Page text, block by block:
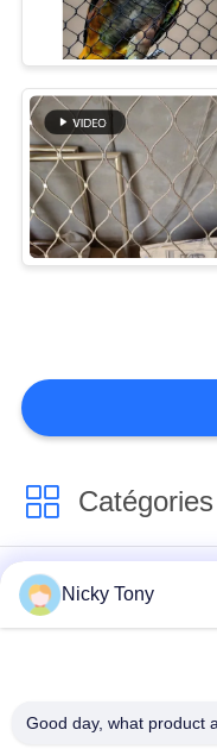
Maille de câble
métallique
Nicky Tony
Good day, what product